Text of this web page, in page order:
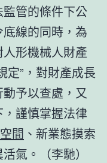
管的條件下公
線的同時，為
形機械人財產
定”，對財產成長
予以查處，又
謹慎掌握法律
間 、新業態摸索
氣。（李馳）